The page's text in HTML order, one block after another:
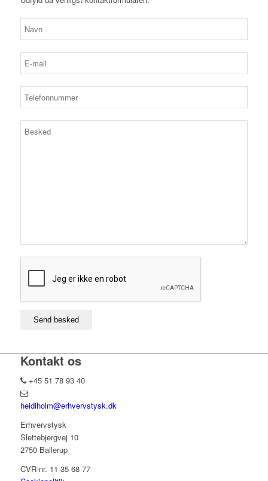
Kontakt os
+45 51 78 93 40
heidiholm@erhvervstysk.dk
Erhvervstysk
Slettebjergvej 10
2750 Ballerup
CVR-nr. 11 35 68 77